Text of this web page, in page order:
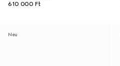
610 000 Ft
Neu